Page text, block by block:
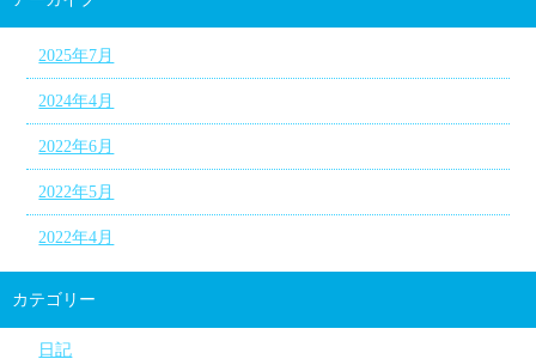
2025年7月
2024年4月
2022年6月
2022年5月
2022年4月
カテゴリー
日記